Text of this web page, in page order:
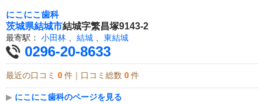
にこにこ歯科
茨城県結城市結城字繁昌塚9143-2
最寄駅： 小田林 結城 東結城
0296-20-8633
最近の口コミ 0 件｜口コミ総数 0 件
▶ にこにこ歯科のページを見る